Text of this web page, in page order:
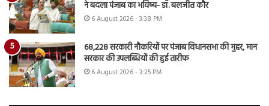
ने बदला पंजाब का भविष्य- डॉ. बलजीत कौर
6 August 2026 - 3:38 PM
68,228 सरकारी नौकरियों पर पंजाब विधानसभा की मुहर, मान
सरकार की उपलब्धियों की हुई तारीफ
6 August 2026 - 3:25 PM